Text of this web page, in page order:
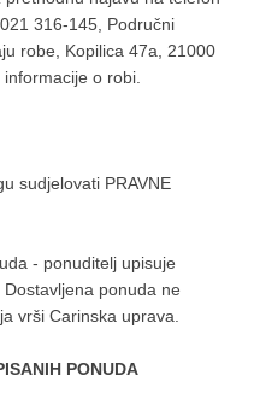
316-145, Područni
robe, Kopilica 47a, 21000
o robi.
sudjelovati PRAVNE
- ponuditelj upisuje
ponuda ne
vrši Carinska uprava.
PONUDA